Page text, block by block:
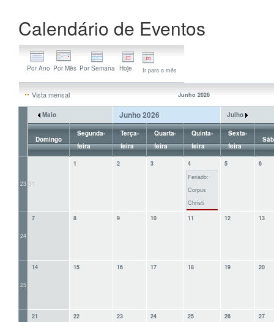
Calendário de Eventos
Ir para o mês
Vista mensal Junho 2026
Maio Junho 2026 Julho
Domingo
Segunda-
feira
Terça-
feira
Quarta-
feira
Quinta-
feira
Sexta-
feira
23 31
1 2 3
4
Feriado:
Corpus
Christi
5 6
24
7 8 9 10 11 12 13
25
14 15 16 17 18 19 20
21 22 23 24 25 26 27